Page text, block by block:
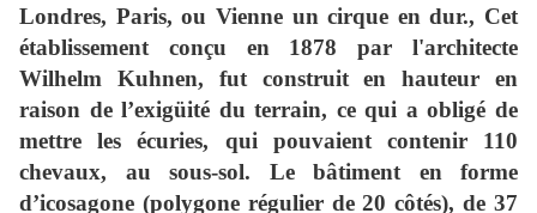
Londres, Paris, ou Vienne un cirque en dur., Cet
établissement conçu en 1878 par l'architecte
Wilhelm Kuhnen, fut construit en hauteur en
raison de l’exigüité du terrain, ce qui a obligé de
mettre les écuries, qui pouvaient contenir 110
chevaux, au sous-sol. Le bâtiment en forme
d’icosagone (polygone régulier de 20 côtés), de 37